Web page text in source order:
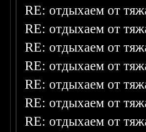
RE: отдыхаем от
RE: отдыхаем от
RE: отдыхаем от
RE: отдыхаем от
RE: отдыхаем от
RE: отдыхаем от
RE: отдыхаем от